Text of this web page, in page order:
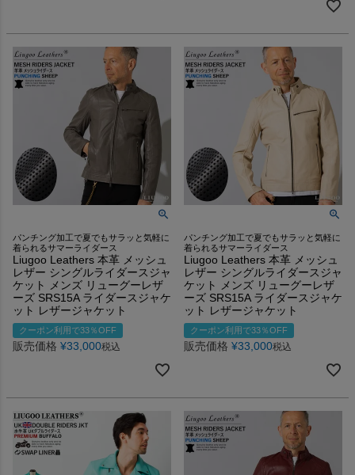
パンチング加工で夏でもサラッと気軽に
着られるサマーライダース
Liugoo Leathers 本革 メッシュ
レザー シングルライダースジャ
ケット メンズ リューグーレザ
ーズ SRS15A ライダースジャケ
ット レザージャケット
クーポン利用で33％OFF
販売価格 ¥33,000税込
パンチング加工で夏でもサラッと気軽に
着られるサマーライダース
Liugoo Leathers 本革 メッシュ
レザー シングルライダースジャ
ケット メンズ リューグーレザ
ーズ SRS15A ライダースジャケ
ット レザージャケット
クーポン利用で33％OFF
販売価格 ¥33,000税込